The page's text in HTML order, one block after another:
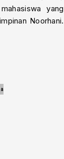
yang
Noorhani.